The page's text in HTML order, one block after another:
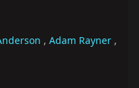
, Adam Rayner ,